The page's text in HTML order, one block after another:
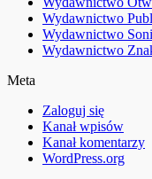
Wydawnictwo
Wydawnictwo
Wydawnictwo
Meta
Zaloguj się
Kanał wpisów
Kanał komentarzy
WordPress.org